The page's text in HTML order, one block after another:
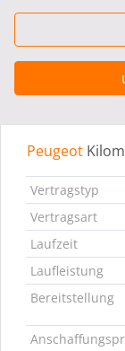
Leasingdetails
Peugeot
Vertragstyp
Vertragsart
Laufzeit
Laufleistung
Bereitstellung